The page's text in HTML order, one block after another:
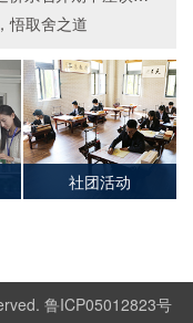
悟取舍之道
社团活动
鲁ICP05012823号